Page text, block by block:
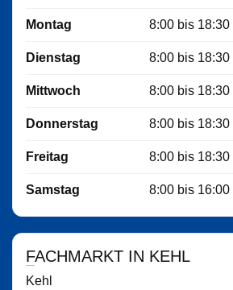
Montag 8:00 bis 18:30
Dienstag 8:00 bis 18:30
Mittwoch 8:00 bis 18:30
Donnerstag 8:00 bis 18:30
Freitag 8:00 bis 18:30
Samstag 8:00 bis 16:00
FACHMARKT IN KEHL
Kehl